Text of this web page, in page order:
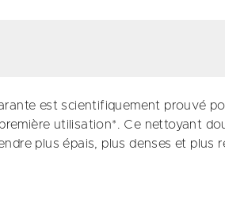
est scientifiquement prouvé
utilisation*. Ce nettoyant
plus épais, plus denses et plus